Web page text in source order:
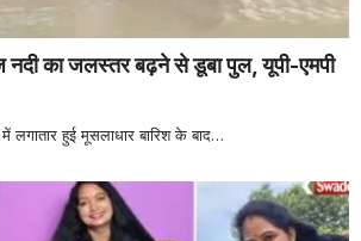
का जलस्तर बढ़ने से डूबा पुल, यूपी-एमपी
हुई मूसलाधार बारिश के बाद…